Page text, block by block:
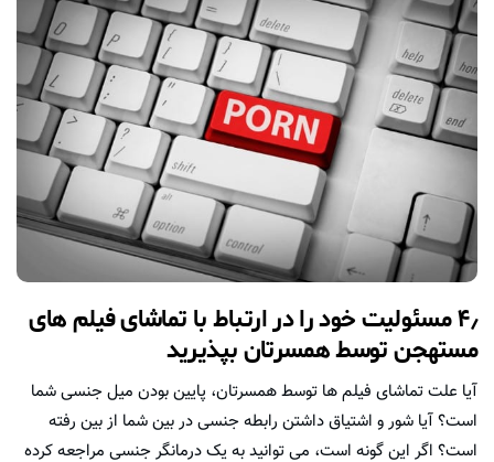
۴٫ مسئولیت خود را در ارتباط با تماشای فیلم های
مستهجن توسط همسرتان بپذیرید
آیا علت تماشای فیلم ها توسط همسرتان، پایین بودن میل جنسی شما
است؟ آیا شور و اشتیاق داشتن رابطه جنسی در بین شما از بین رفته
است؟ اگر این گونه است، می توانید به یک درمانگر جنسی مراجعه کرده